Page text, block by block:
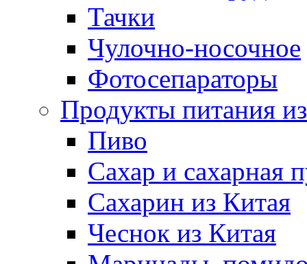
Тачки
Чулочно-носочное
Фотосепараторы
Продукты питания
Пиво
Сахар и сахарная
Сахарин из Китая
Чеснок из Китая